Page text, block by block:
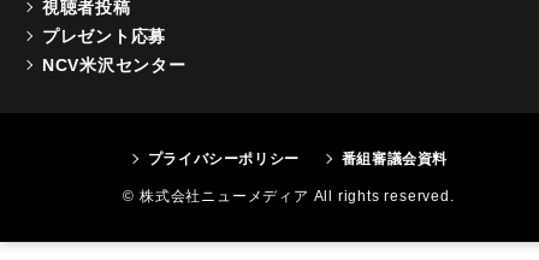
視聴者投稿
プレゼント応募
NCV米沢センター
プライバシーポリシー 番組審議会資料
© 株式会社ニューメディア All rights reserved.